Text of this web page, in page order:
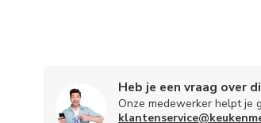
Heb je een vraag over
Onze medewerker helpt je